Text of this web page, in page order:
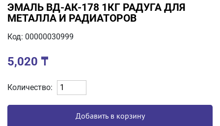
ЭМАЛЬ ВД-АК-178 1КГ РАДУГА ДЛЯ
МЕТАЛЛА И РАДИАТОРОВ
Код: 00000030999
5,020 ₸
Количество:
Добавить в корзину